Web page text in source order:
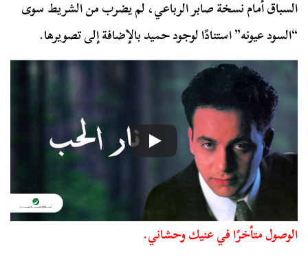
السباق أمام نسخة صابر الرباعي، لم يضرب من الشريط سوى
“السود عيونه” استنادًا لوجود حميد بالإضافة إلى تصويرها.
الوصول متأخرًا في عنيك وحشاني.